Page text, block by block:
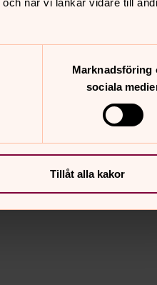
Marknadsföring
sociala
Tillåt alla kakor